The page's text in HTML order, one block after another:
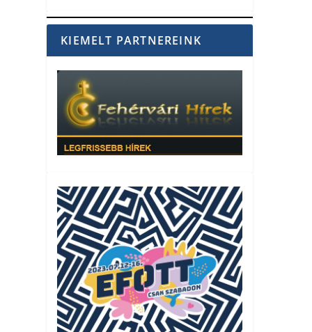
KIEMELT PARTNEREINK